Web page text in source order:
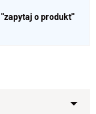
"zapytaj o produkt"